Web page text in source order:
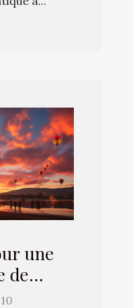
une
de